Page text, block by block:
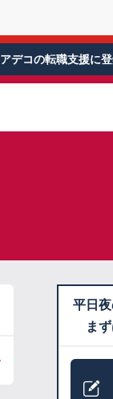
アデコの転職支援に
平日
ま